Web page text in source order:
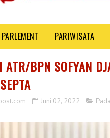
PARLEMENT PARIWISATA
ATR/BPN SOFYAN
Juni 02, 2022